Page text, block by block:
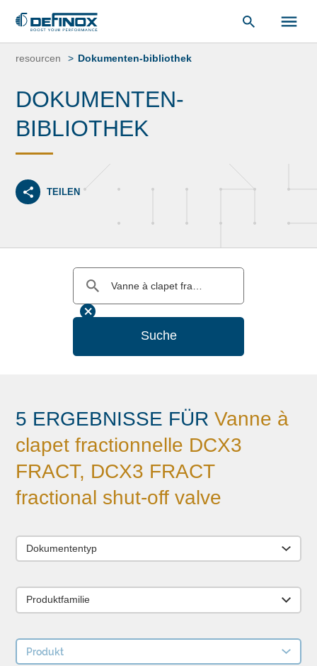
Zum
unsereDokumentenbibliothek
resourcen Dokumenten-bibliothek
DOKUMENTEN-
BIBLIOTHEK
TEILEN
Suche
5 ERGEBNISSE FÜRVanne à
clapet fractionnelle DCX3
FRACT, DCX3 FRACT
fractional shut-off valve
Dokumententyp
Produktfamilie
Produkt